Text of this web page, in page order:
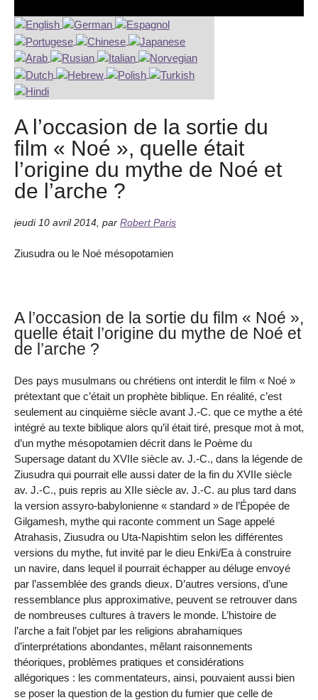
A l’occasion de la sortie du
film « Noé », quelle était
l’origine du mythe de Noé et
de l’arche ?
jeudi 10 avril 2014 par Robert Paris
Ziusudra ou le Noé mésopotamien
A l’occasion de la sortie du film « Noé »,
quelle était l’origine du mythe de Noé et
de l’arche ?
Des pays musulmans ou chrétiens ont interdit le film « Noé »
prétextant que c’était un prophète biblique. En réalité, c’est
seulement au cinquième siècle avant J.-C. que ce mythe a été
intégré au texte biblique alors qu’il était tiré, presque mot à mot,
d’un mythe mésopotamien décrit dans le Poème du
Supersage datant du XVIIe siècle av. J.-C., dans la légende de
Ziusudra qui pourrait elle aussi dater de la fin du XVIIe siècle
av. J.-C., puis repris au XIIe siècle av. J.-C. au plus tard dans
la version assyro-babylonienne « standard » de l’Épopée de
Gilgamesh, mythe qui raconte comment un Sage appelé
Atrahasis, Ziusudra ou Uta-Napishtim selon les différentes
versions du mythe, fut invité par le dieu Enki/Ea à construire
un navire, dans lequel il pourrait échapper au déluge envoyé
par l’assemblée des grands dieux. D’autres versions, d’une
ressemblance plus approximative, peuvent se retrouver dans
de nombreuses cultures à travers le monde. L’histoire de
l’arche a fait l’objet par les religions abrahamiques
d’interprétations abondantes, mêlant raisonnements
théoriques, problèmes pratiques et considérations
allégoriques : les commentateurs, ainsi, pouvaient aussi bien
se poser la question de la gestion du fumier que celle de